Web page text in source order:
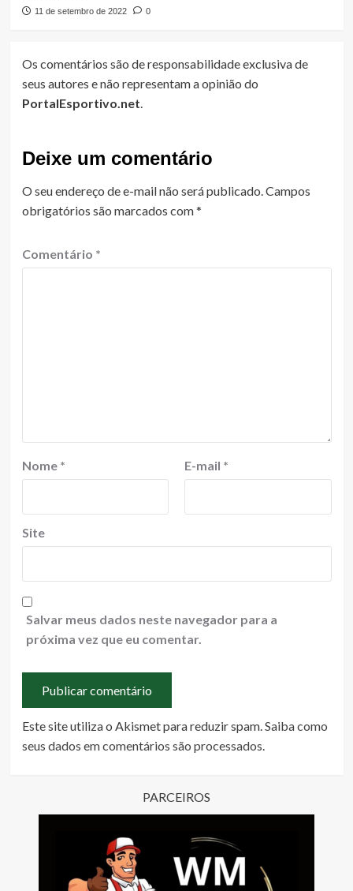
11 de setembro de 2022 0
Os comentários são de responsabilidade exclusiva de
seus autores e não representam a opinião do
PortalEsportivo.net.
Deixe um comentário
O seu endereço de e-mail não será publicado.Campos
obrigatórios são marcados com*
Comentário *
Nome * E-mail *
Site
Salvar meus dados neste navegador para a
próxima vez que eu comentar.
Este site utiliza o Akismet para reduzir spam.Saiba como
seus dados em comentários são processados.
PARCEIROS